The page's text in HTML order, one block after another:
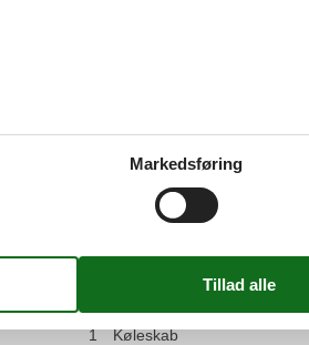
1
Køkken
Køkkenredskaber
Køleskab
Markedsføring